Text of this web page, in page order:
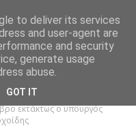
εκτάκτως ο υπουργός
to deliver its services
and user-agent are
and security
generate usage
abuse.
GOT IT